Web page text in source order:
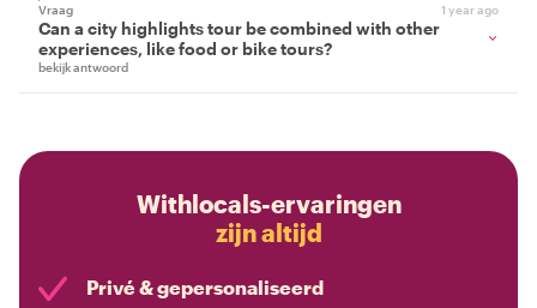
Vraag 1 year ago
Can a city highlights tour be combined with other
experiences, like food or bike tours?
bekijk antwoord
Withlocals-ervaringen
zijn altijd
Privé & gepersonaliseerd